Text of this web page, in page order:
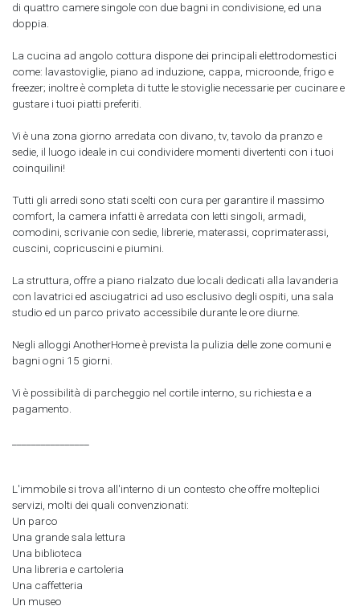
di quattro camere singole con due bagni in condivisione, ed una
doppia.
La cucina ad angolo cottura dispone dei principali elettrodomestici
come: lavastoviglie, piano ad induzione, cappa, microonde, frigo e
freezer; inoltre è completa di tutte le stoviglie necessarie per cucinare e
gustare i tuoi piatti preferiti.
Vi è una zona giorno arredata con divano, tv, tavolo da pranzo e
sedie, il luogo ideale in cui condividere momenti divertenti con i tuoi
coinquilini!
Tutti gli arredi sono stati scelti con cura per garantire il massimo
comfort, la camera infatti è arredata con letti singoli, armadi,
comodini, scrivanie con sedie, librerie, materassi, coprimaterassi,
cuscini, copricuscini e piumini.
La struttura, offre a piano rialzato due locali dedicati alla lavanderia
con lavatrici ed asciugatrici ad uso esclusivo degli ospiti, una sala
studio ed un parco privato accessibile durante le ore diurne.
Negli alloggi AnotherHome è prevista la pulizia delle zone comuni e
bagni ogni 15 giorni.
Vi è possibilità di parcheggio nel cortile interno, su richiesta e a
pagamento.
L'immobile si trova all'interno di un contesto che offre molteplici
servizi, molti dei quali convenzionati:
Un parco
Una grande sala lettura
Una biblioteca
Una libreria e cartoleria
Una caffetteria
Un museo